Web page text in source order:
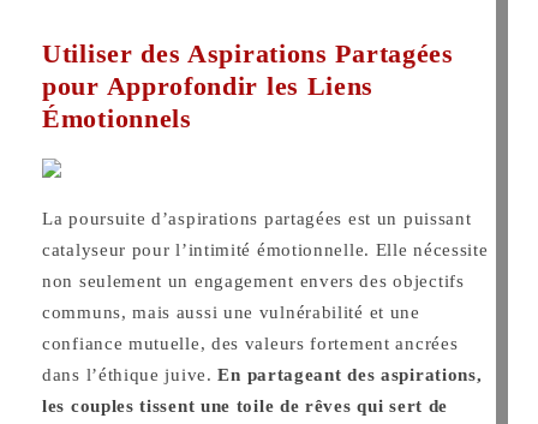
Utiliser des Aspirations Partagées
pour Approfondir les Liens
Émotionnels
La poursuite d’aspirations partagées est un puissant
catalyseur pour l’intimité émotionnelle. Elle nécessite
non seulement un engagement envers des objectifs
communs, mais aussi une vulnérabilité et une
confiance mutuelle, des valeurs fortement ancrées
dans l’éthique juive.En partageant des aspirations,
les couples tissent une toile de rêves qui sert de